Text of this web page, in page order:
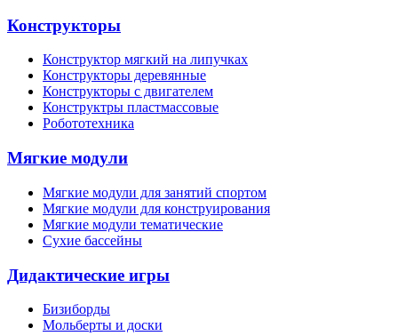
Конструкторы
Конструктор мягкий на липучках
Конструкторы деревянные
Конструкторы с двигателем
Конструктры пластмассовые
Робототехника
Мягкие модули
Мягкие модули для занятий спортом
Мягкие модули для конструирования
Мягкие модули тематические
Сухие бассейны
Дидактические игры
Бизиборды
Мольберты и доски